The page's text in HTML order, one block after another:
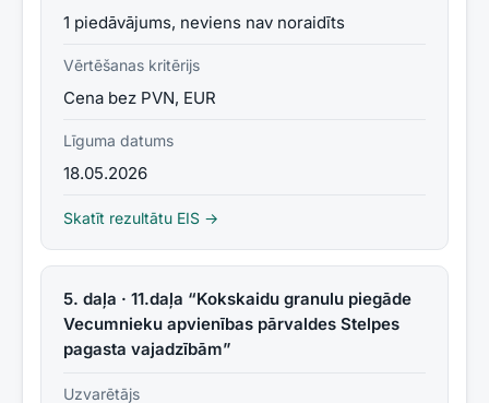
1 piedāvājums, neviens nav noraidīts
Vērtēšanas kritērijs
Cena bez PVN, EUR
Līguma datums
18.05.2026
Skatīt rezultātu EIS →
5. daļa · 11.daļa “Kokskaidu granulu piegāde
Vecumnieku apvienības pārvaldes Stelpes
pagasta vajadzībām”
Uzvarētājs